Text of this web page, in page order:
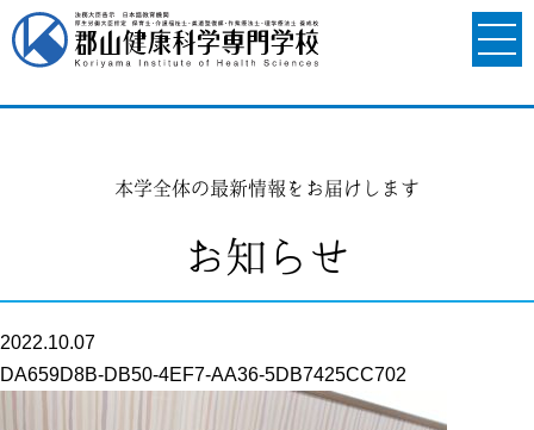
本学全体の最新情報をお届けします
お知らせ
2022.10.07
DA659D8B-DB50-4EF7-AA36-5DB7425CC702